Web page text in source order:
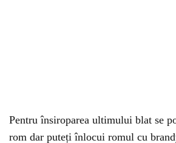
Pentru însiroparea ultimului blat se
rom dar puteți înlocui romul cu